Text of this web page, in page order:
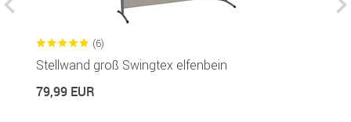
(6)
Stellwand groß Swingtex elfenbein
79,99 EUR